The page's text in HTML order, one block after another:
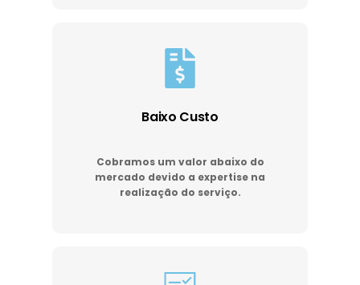
Baixo Custo
Cobramos um valor abaixo do
mercado devido a expertise na
realização do serviço.